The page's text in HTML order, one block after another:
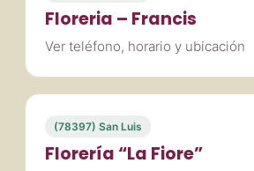
Floreria – Francis
Ver teléfono, horario y ubicación
(78397) San Luis
Florería “La Fiore”